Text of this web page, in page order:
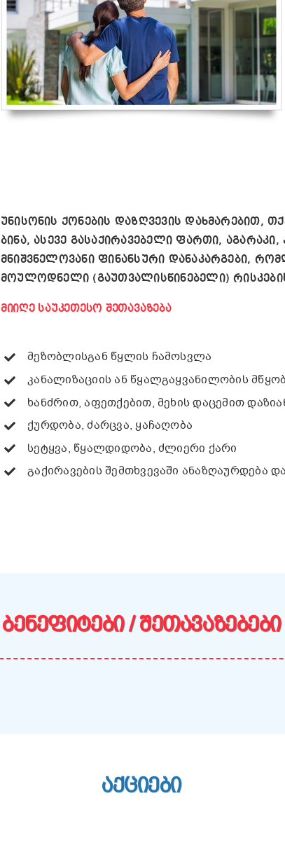
უნისონის ქონების დაზღვევის დახმარებით,
ბინა, ასევე გასაქირავებელი ფართი,
მნიშვნელოვანი ფინანსური დანაკარგები,
მოულოდნელი (გაუთვალისწინებელი)
ᲛᲘᲘᲦᲔ ᲡᲐᲣᲙᲔᲗᲔᲡᲝ ᲨᲔᲗᲐᲕᲐᲖᲔᲑᲐ
მეზობლისგან წყლის ჩამოსვლა
კანალიზაციის ან წყალგაყვანილობის
ხანძრით, აფეთქებით, მეხის დაცემით
ქურდობა, ძარცვა, ყაჩაღობა
სეტყვა, წყალდიდობა, ძლიერი ქარი
გაქირავების შემთხვევაში ანაზღაურდება
ᲑᲔᲜᲔᲤᲘᲢᲔᲑᲘ / ᲨᲔᲗᲐᲕᲐᲖᲔᲑᲔᲑᲘ
ᲐᲥᲪᲘᲔᲑᲘ